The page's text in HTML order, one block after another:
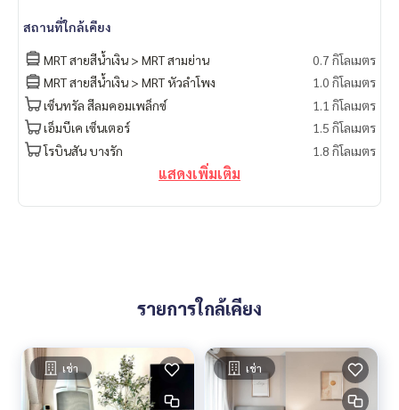
สถานที่ใกล้เคียง
MRT สายสีน้ำเงิน > MRT สามย่าน
0.7 กิโลเมตร
MRT สายสีน้ำเงิน > MRT หัวลำโพง
1.0 กิโลเมตร
เซ็นทรัล สีลมคอมเพล็กซ์
1.1 กิโลเมตร
เอ็มบีเค เซ็นเตอร์
1.5 กิโลเมตร
โรบินสัน บางรัก
1.8 กิโลเมตร
แสดงเพิ่มเติม
รายการใกล้เคียง
เช่า เช่า